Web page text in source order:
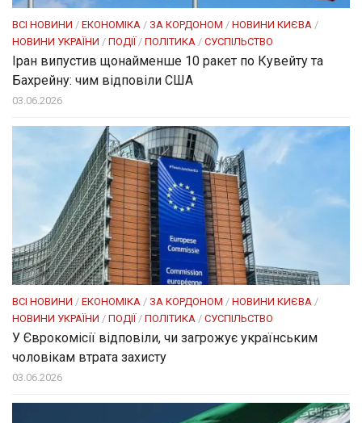
ВСІ НОВИНИ / ЕКОНОМІКА / ЗА КОРДОНОМ / НОВИНИ КИЄВА /
НОВИНИ УКРАЇНИ / ПОДІЇ / ПОЛІТИКА / СУСПІЛЬСТВО
Іран випустив щонайменше 10 ракет по Кувейту та
Бахрейну: чим відповіли США
03.06.2026
ВСІ НОВИНИ / ЕКОНОМІКА / ЗА КОРДОНОМ / НОВИНИ КИЄВА /
НОВИНИ УКРАЇНИ / ПОДІЇ / ПОЛІТИКА / СУСПІЛЬСТВО
У Єврокомісії відповіли, чи загрожує українським
чоловікам втрата захисту
03.06.2026